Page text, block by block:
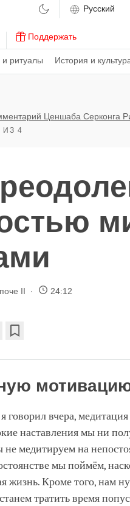
ритуалы История и
Поддержать
Ценшаба Серконга
ИЗ 4
II 24:12
говорил вчера,
наставления мы ни
медитируем на
мы поймём,
жизнь. Кроме того, нам
тратить время